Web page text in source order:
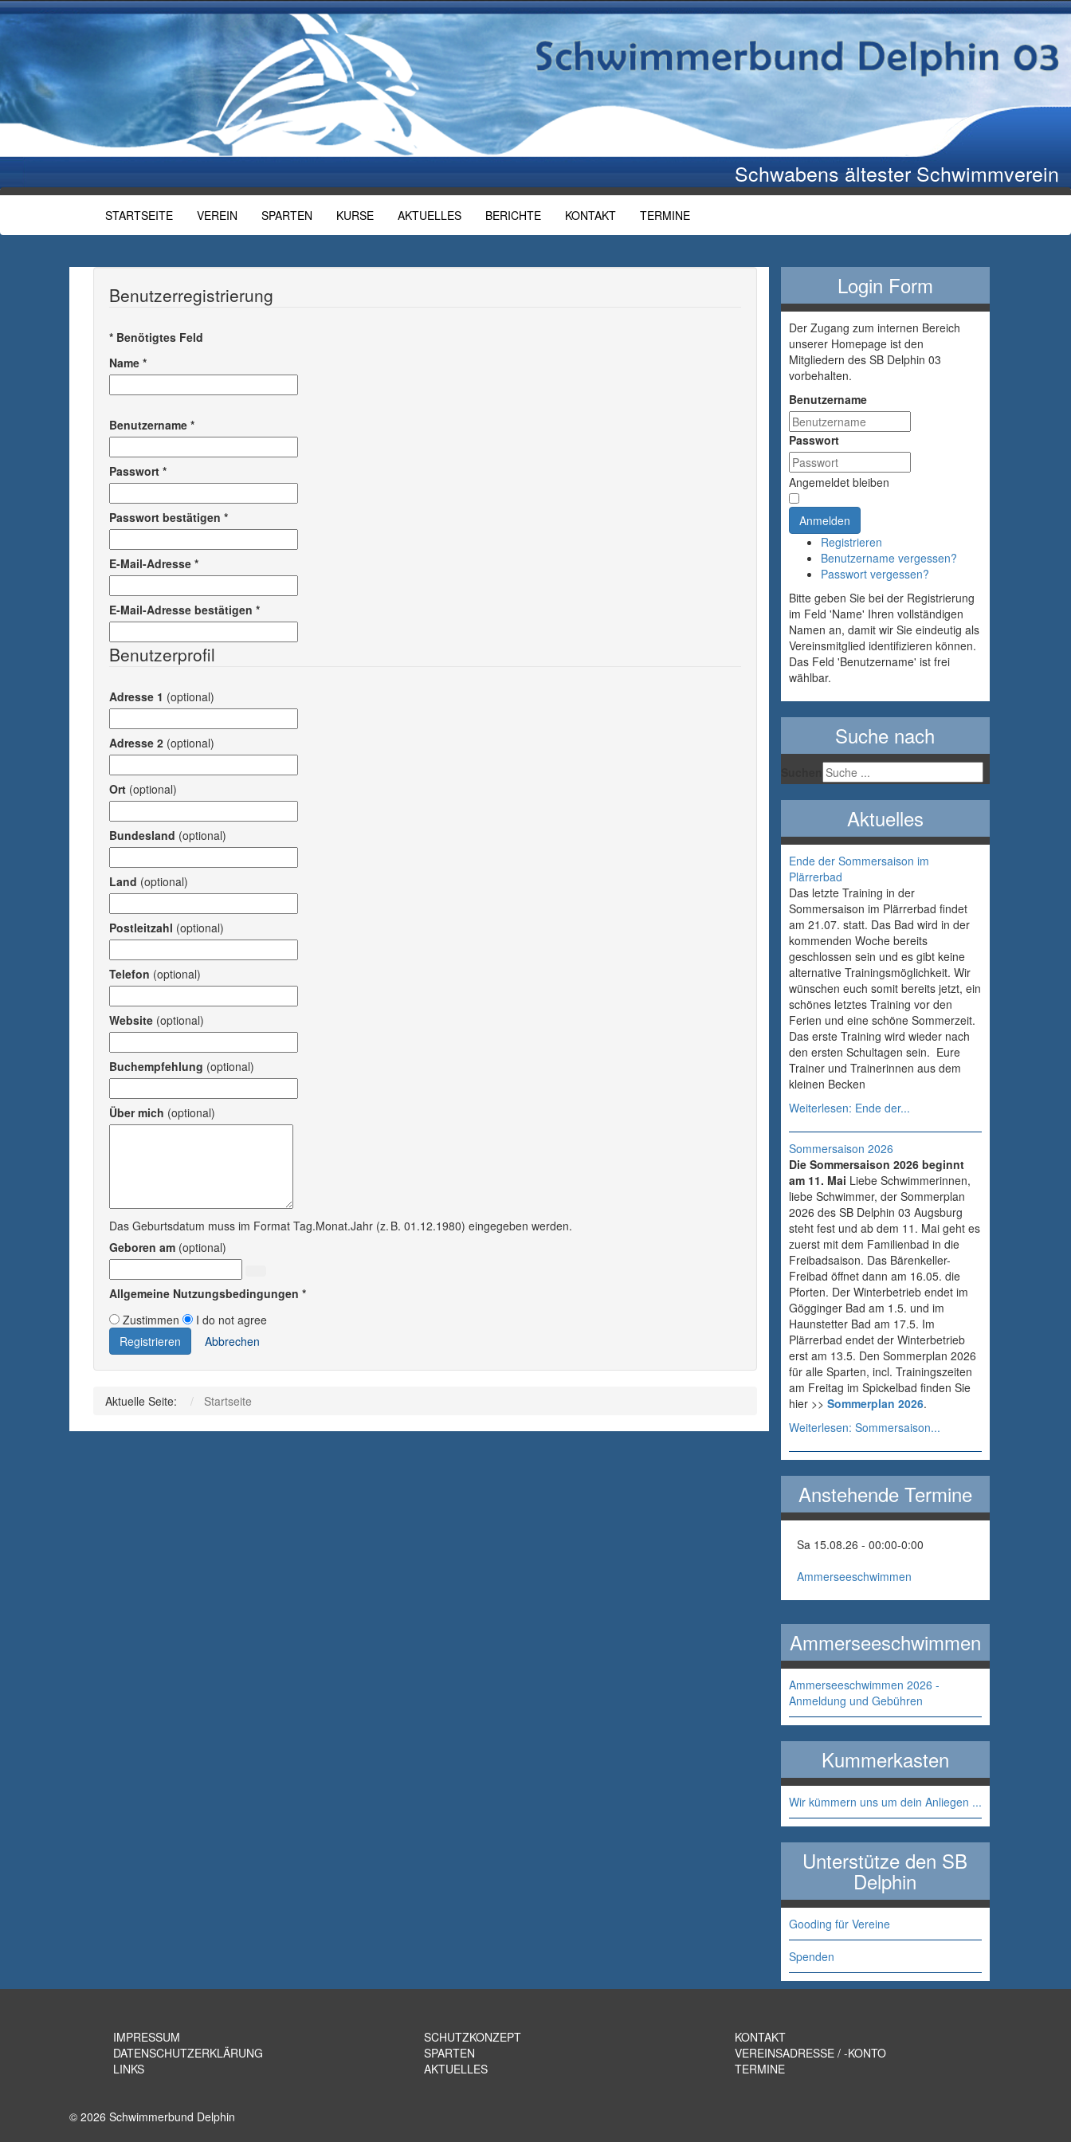
Schwabens ältester Schwimmverein
STARTSEITE VEREIN SPARTEN KURSE AKTUELLES BERICHTE KONTAKT TERMINE
Benutzerregistrierung
* Benötigtes Feld
Name *
Benutzername *
Passwort *
Passwort bestätigen *
E-Mail-Adresse *
E-Mail-Adresse bestätigen *
Benutzerprofil
Adresse 1 (optional)
Adresse 2 (optional)
Ort (optional)
Bundesland (optional)
Land (optional)
Postleitzahl (optional)
Telefon (optional)
Website (optional)
Buchempfehlung (optional)
Über mich (optional)
Das Geburtsdatum muss im Format Tag.Monat.Jahr (z. B. 01.12.1980) eingegeben werden.
Geboren am (optional)
Allgemeine Nutzungsbedingungen *
Zustimmen
I do not agree
Registrieren
Abbrechen
Aktuelle Seite: Startseite
Login Form
Der Zugang zum internen Bereich
unserer Homepage ist den
Mitgliedern des SB Delphin 03
vorbehalten.
Benutzername
Passwort
Angemeldet bleiben
Anmelden
Registrieren
Benutzername vergessen?
Passwort vergessen?
Bitte geben Sie bei der Registrierung
im Feld 'Name' Ihren vollständigen
Namen an, damit wir Sie eindeutig als
Vereinsmitglied identifizieren können.
Das Feld 'Benutzername' ist frei
wählbar.
Suche nach
Aktuelles
Ende der Sommersaison im
Plärrerbad
Das letzte Training in der
Sommersaison im Plärrerbad findet
am 21.07. statt. Das Bad wird in der
kommenden Woche bereits
geschlossen sein und es gibt keine
alternative Trainingsmöglichkeit. Wir
wünschen euch somit bereits jetzt, ein
schönes letztes Training vor den
Ferien und eine schöne Sommerzeit.
Das erste Training wird wieder nach
den ersten Schultagen sein. Eure
Trainer und Trainerinnen aus dem
kleinen Becken
Weiterlesen: Ende der...
Sommersaison 2026
Die Sommersaison 2026 beginnt
am 11. Mai Liebe Schwimmerinnen,
liebe Schwimmer, der Sommerplan
2026 des SB Delphin 03 Augsburg
steht fest und ab dem 11. Mai geht es
zuerst mit dem Familienbad in die
Freibadsaison. Das Bärenkeller-
Freibad öffnet dann am 16.05. die
Pforten. Der Winterbetrieb endet im
Gögginger Bad am 1.5. und im
Haunstetter Bad am 17.5. Im
Plärrerbad endet der Winterbetrieb
erst am 13.5. Den Sommerplan 2026
für alle Sparten, incl. Trainingszeiten
am Freitag im Spickelbad finden Sie
hier >> Sommerplan 2026.
Weiterlesen: Sommersaison...
Anstehende Termine
Sa 15.08.26 - 00:00-0:00
Ammerseeschwimmen
Ammerseeschwimmen
Ammerseeschwimmen 2026 -
Anmeldung und Gebühren
Kummerkasten
Wir kümmern uns um dein Anliegen ...
Unterstütze den SB
Delphin
Gooding für Vereine
Spenden
IMPRESSUM
DATENSCHUTZERKLÄRUNG
LINKS
SCHUTZKONZEPT
SPARTEN
AKTUELLES
KONTAKT
VEREINSADRESSE / -KONTO
TERMINE
© 2026 Schwimmerbund Delphin